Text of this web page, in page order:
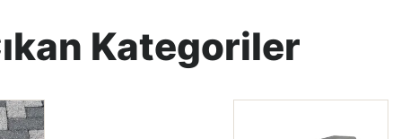
Kategoriler